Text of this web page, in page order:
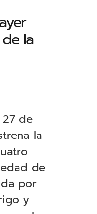
la
de
la
de
por
y